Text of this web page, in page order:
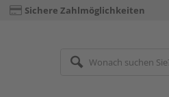
Sichere Zahlmöglichkeiten